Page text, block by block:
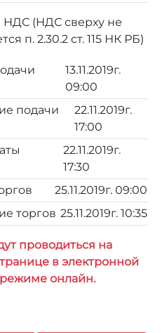
НДС (НДС сверху не
п. 2.30.2 ст. 115 НК РБ)
13.11.2019г.
09:00
подачи
22.11.2019г.
17:00
22.11.2019г.
17:30
25.11.2019г. 09:00
торгов 25.11.2019г. 10:35
проводиться на
в электронной
онлайн.